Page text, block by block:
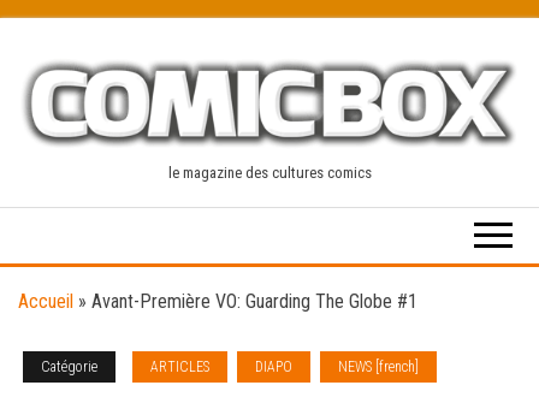
content
le magazine des cultures comics
Accueil » Avant-Première VO: Guarding The Globe #1
Catégorie ARTICLES DIAPO NEWS [french]